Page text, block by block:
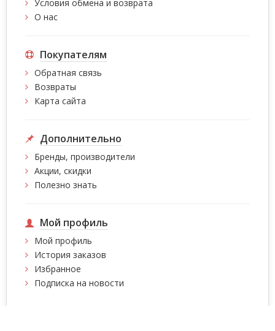
Условия обмена и возврата
О нас
Покупателям
Обратная связь
Возвраты
Карта сайта
Дополнительно
Бренды, производители
Акции, скидки
Полезно знать
Мой профиль
Мой профиль
История заказов
Избранное
Подписка на новости